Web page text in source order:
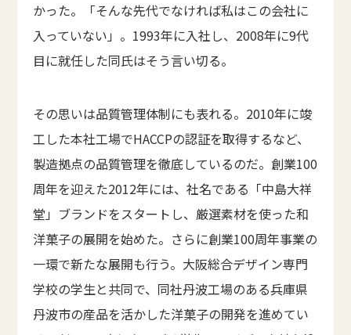
かった。「そんな先代でなければ私はこの会社に
入っていない」。1993年に入社し、2008年に9代
目に就任した同氏はそう言い切る。
その思いは品質管理体制にも表れる。2010年に竣
工した本社工場でHACCPの認証を取得するなど、
製造拠点の品質管理を徹底しているのだ。創業100
周年を迎えた2012年には、社名である「中島大祥
堂」ブランドをスタートし、厳選素材を使った和
洋菓子の展開を始めた。さらに創業100周年事業の
一環で新たな展開も行う。大阪総合デザイン専門
学校の学生と共同で、同社丹波工場のある兵庫県
丹波市の産品を活かした洋菓子の開発を進めてい